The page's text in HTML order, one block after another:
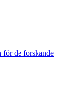
för de forskande